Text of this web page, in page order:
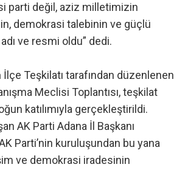
parti değil, aziz milletimizin
demokrasi talebinin ve güçlü
ve resmi oldu” dedi.
İlçe Teşkilatı tarafından düzenlenen
Meclisi Toplantısı, teşkilat
katılımıyla gerçekleştirildi.
AK Parti Adana İl Başkanı
Parti’nin kuruluşundan bu yana
ve demokrasi iradesinin